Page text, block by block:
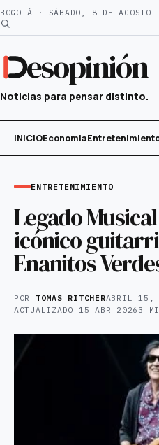
Saltar
al
BOGOTÁ · SÁBADO, 8 DE AGOSTO
esopinión
Noticias para pensar distinto.
INICIOEconomia
ENTRETENIMIENTO
Legado
icónico
Enanitos
POR TOMAS RITCHERABRIL 15,
ACTUALIZADO 15 ABR 2026 3